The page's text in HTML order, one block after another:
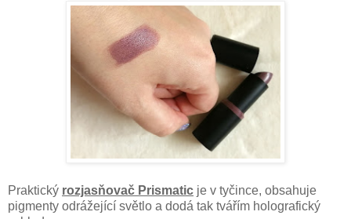
Praktický rozjasňovač Prismatic je v tyčince, obsahuje
pigmenty odrážející světlo a dodá tak tvářím holografický